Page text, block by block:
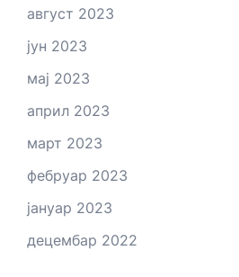
август 2023
јун 2023
мај 2023
април 2023
март 2023
фебруар 2023
јануар 2023
децембар 2022